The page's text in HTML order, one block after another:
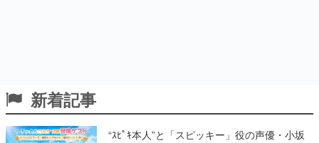
新着記事
“ｽﾋﾟｷ本人”と「スピッキー」役の声優・小坂